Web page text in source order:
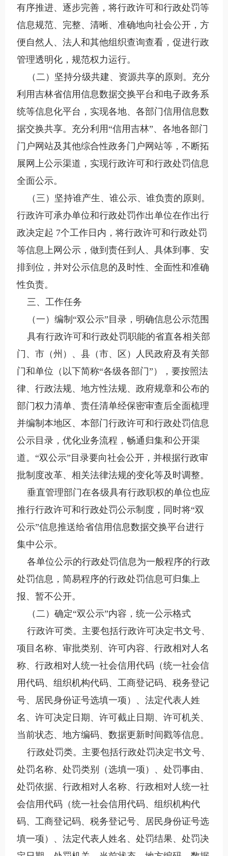
有序推进、逐步完善，将行政许可和行政处罚等
信息规范、完整、清晰、准确地向社会公开，方
便自然人、法人和其他组织查询查看，促进行政
管理透明化，规范权力运行。
（二）坚持分级共建、资源共享的原则。充分
利用吉林省信用信息数据交换平台和电子政务系
统等信息化平台，实现各地、各部门信用信息数
据交换共享。充分利用“信用吉林”、各地各部门
门户网站及其他综合性政务门户网站等，不断拓
展网上公示渠道，实现行政许可和行政处罚信息
全面公示。
（三）坚持谁产生、谁公示、谁负责的原则。
行政许可承办单位和行政处罚作出单位在作出行
政决定起 7个工作日内，将行政许可和行政处罚
等信息上网公示，做到责任到人、具体到事、安
排到位，并对公示信息的及时性、全面性和准确
性负责。
三、工作任务
（一）编制“双公示”目录，明确信息公示范围
具有行政许可和行政处罚职能的省直各相关部
门、市（州）、县（市、区）人民政府及有关部
门和单位（以下简称“各级各部门”），要按照法
律、行政法规、地方性法规、政府规章和公布的
部门权力清单、责任清单经保密审查后全面梳理
并编制本地区、本部门行政许可和行政处罚信息
公示目录，优化业务流程，畅通归集和公开渠
道。“双公示”目录要向社会公开，并根据行政审
批制度改革、相关法律法规的变化等及时调整。
垂直管理部门在各级具有行政职权的单位也应
推行行政许可和行政处罚公示制度，同时将“双
公示”信息推送给省信用信息数据交换平台进行
集中公示。
各单位公示的行政处罚信息为一般程序的行政
处罚信息，简易程序的行政处罚信息可归集上
报、暂不公开。
（二）确定“双公示”内容，统一公示格式
行政许可类。主要包括行政许可决定书文号、
项目名称、审批类别、许可内容、行政相对人名
称、行政相对人统一社会信用代码（统一社会信
用代码、组织机构代码、工商登记码、税务登记
号、居民身份证号选填一项）、法定代表人姓
名、许可决定日期、许可截止日期、许可机关、
当前状态、地方编码、数据更新时间戳等信息。
行政处罚类。主要包括行政处罚决定书文号、
处罚名称、处罚类别（选填一项）、处罚事由、
处罚依据、行政相对人名称、行政相对人统一社
会信用代码（统一社会信用代码、组织机构代
码、工商登记码、税务登记号、居民身份证号选
填一项）、法定代表人姓名、处罚结果、处罚决